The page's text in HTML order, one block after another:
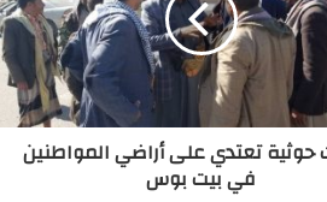
حوثية تعتدي على أراضي المواطنين
في بيت بوس